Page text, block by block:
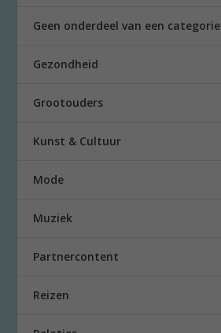
Geen onderdeel van een categorie
Gezondheid
Grootouders
Kunst & Cultuur
Mode
Muziek
Partnercontent
Reizen